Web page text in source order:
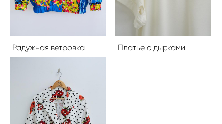
Радужная ветровка Платье с дырками